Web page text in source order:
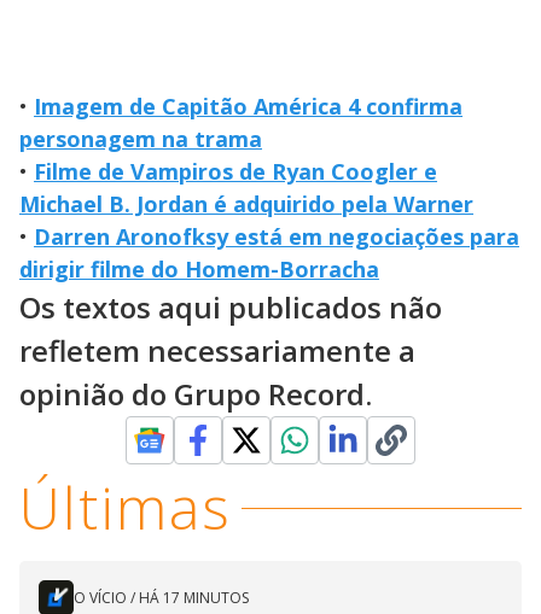
• Imagem de Capitão América 4 confirma
personagem na trama
• Filme de Vampiros de Ryan Coogler e
Michael B. Jordan é adquirido pela Warner
• Darren Aronofksy está em negociações para
dirigir filme do Homem-Borracha
Os textos aqui publicados não
refletem necessariamente a
opinião do Grupo Record.
Últimas
O VÍCIO / HÁ 17 MINUTOS